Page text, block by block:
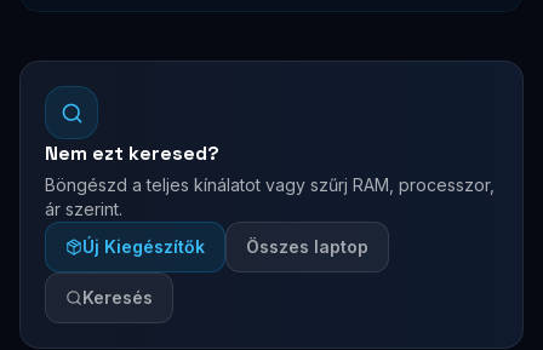
Nem ezt keresed?
Böngészd a teljes kínálatot vagy szűrj RAM, processzor,
ár szerint.
Új Kiegészítők
Összes laptop
Keresés